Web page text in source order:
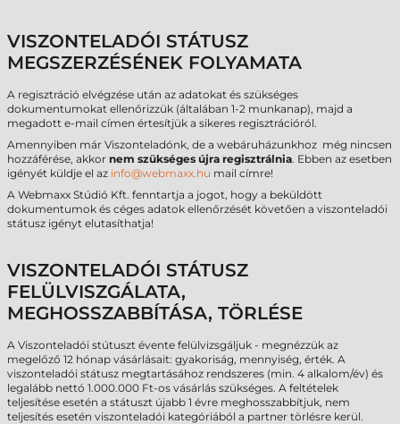
VISZONTELADÓI STÁTUSZ
MEGSZERZÉSÉNEK FOLYAMATA
A regisztráció elvégzése után az adatokat és szükséges
dokumentumokat ellenőrizzük (általában 1-2 munkanap), majd a
megadott e-mail címen értesítjük a sikeres regisztrációról.
Amennyiben már Viszonteladónk, de a webáruházunkhoz még nincsen
hozzáférése, akkor nem szükséges újra regisztrálnia. Ebben az esetben
igényét küldje el az info@webmaxx.hu mail címre!
A Webmaxx Stúdió Kft. fenntartja a jogot, hogy a beküldött
dokumentumok és céges adatok ellenőrzését követően a viszonteladói
státusz igényt elutasíthatja!
VISZONTELADÓI STÁTUSZ
FELÜLVISZGÁLATA,
MEGHOSSZABBÍTÁSA, TÖRLÉSE
A Viszonteladói stútuszt évente felülvizsgáljuk - megnézzük az
megelőző 12 hónap vásárlásait: gyakoriság, mennyiség, érték. A
viszonteladói státusz megtartásához rendszeres (min. 4 alkalom/év) és
legalább nettó 1.000.000 Ft-os vásárlás szükséges. A feltételek
teljesítése esetén a státuszt újabb 1 évre meghosszabbítjuk, nem
teljesítés esetén viszonteladói kategóriából a partner törlésre kerül.